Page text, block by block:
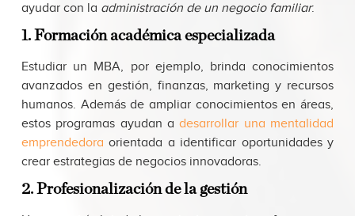
ayudar con la administración de un negocio familiar:
1. Formación académica especializada
Estudiar un MBA, por ejemplo, brinda conocimientos
avanzados en gestión, finanzas, marketing y recursos
humanos. Además de ampliar conocimientos en áreas,
estos programas ayudan adesarrollar una mentalidad
emprendedora orientada a identificar oportunidades y
crear estrategias de negocios innovadoras.
2. Profesionalización de la gestión